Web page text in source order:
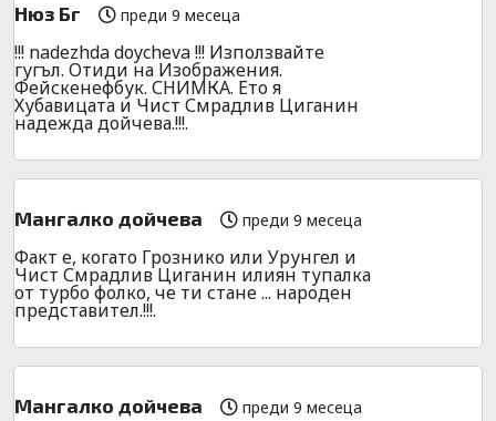
Нюз Бг преди 9 месеца
!!! nadezhda doycheva !!! Използвайте
гугъл. Отиди на Изображения.
Фейскенефбук. СНИМКА. Ето я
Хубавицата и Чист Смрадлив Циганин
надежда дойчева.!!!.
Мангалко дойчева преди 9 месеца
Факт е, когато Грознико или Урунгел и
Чист Смрадлив Циганин илиян тупалка
от турбо фолко, че ти стане ... народен
представител.!!!.
Мангалко дойчева преди 9 месеца